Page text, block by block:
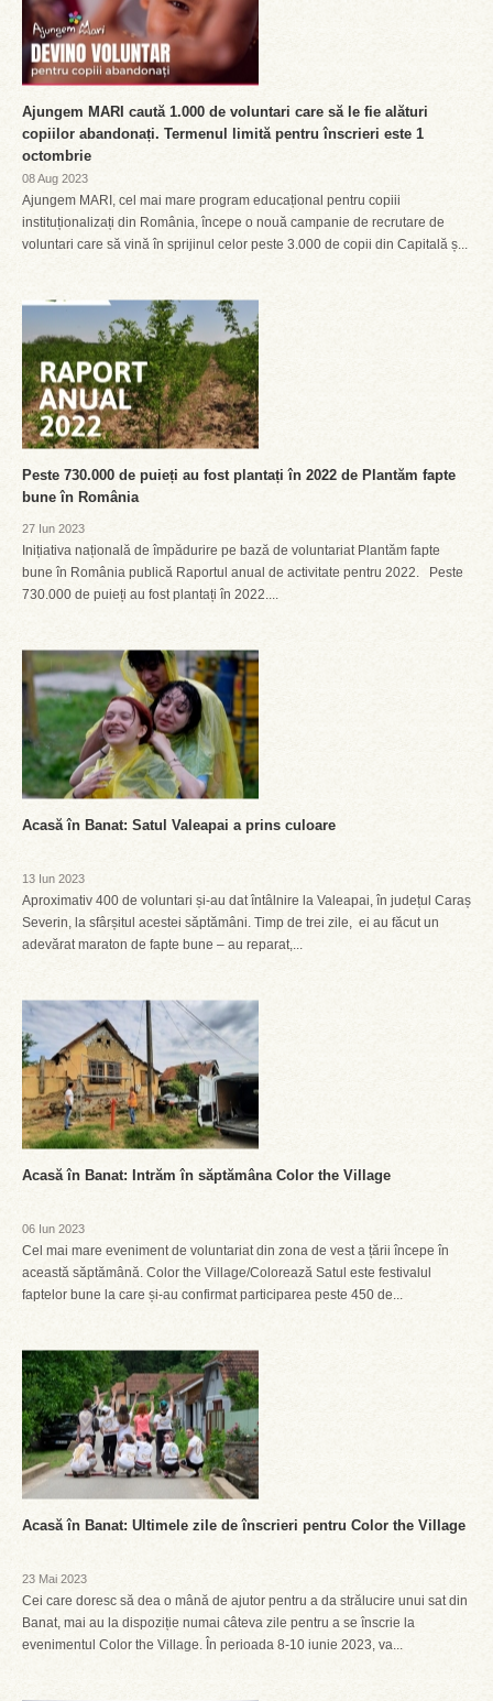
Ajungem MARI caută 1.000 de voluntari care să le fie alături
copiilor abandonați. Termenul limită pentru înscrieri este 1
octombrie
08 Aug 2023
Ajungem MARI, cel mai mare program educațional pentru copiii
instituționalizați din România, începe o nouă campanie de recrutare de
voluntari care să vină în sprijinul celor peste 3.000 de copii din Capitală ș...
Peste 730.000 de puieți au fost plantați în 2022 de Plantăm fapte
bune în România
27 Iun 2023
Inițiativa națională de împădurire pe bază de voluntariat Plantăm fapte
bune în România publică Raportul anual de activitate pentru 2022. Peste
730.000 de puieți au fost plantați în 2022....
Acasă în Banat: Satul Valeapai a prins culoare
13 Iun 2023
Aproximativ 400 de voluntari și-au dat întâlnire la Valeapai, în județul Caraș
Severin, la sfârșitul acestei săptămâni. Timp de trei zile, ei au făcut un
adevărat maraton de fapte bune – au reparat,...
Acasă în Banat: Intrăm în săptămâna Color the Village
06 Iun 2023
Cel mai mare eveniment de voluntariat din zona de vest a țării începe în
această săptămână. Color the Village/Colorează Satul este festivalul
faptelor bune la care și-au confirmat participarea peste 450 de...
Acasă în Banat: Ultimele zile de înscrieri pentru Color the Village
23 Mai 2023
Cei care doresc să dea o mână de ajutor pentru a da strălucire unui sat din
Banat, mai au la dispoziție numai câteva zile pentru a se înscrie la
evenimentul Color the Village. În perioada 8-10 iunie 2023, va...